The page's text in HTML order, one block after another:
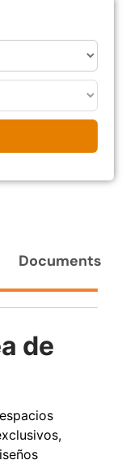
Documents
de
manual ancho
Capacidad 1tn Lev.
$1.167.990
al carrito